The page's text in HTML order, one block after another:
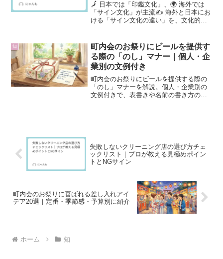
🗾 日本では「印鑑文化」、🌍 海外では
「サイン文化」が主流✍️ 海外と日本にお
ける「サイン文化の違い」を、文化的背
本：歴史的に「印鑑（はんこ）」が本人
確認の主流手書きの...
知
町内会のお祭りにビールを提供す
る際の「のし」マナー｜個人・企
業別の文例付き
町内会のお祭りにビールを提供する際の
「のし」マナーを解説。個人・企業別の
文例付きで、表書きや名前の書き方のポ
失敗しないクリーニング店の選び方チェ
ックリスト｜プロが教える見極めポイン
トとNGサイン
町内会のお祭りに喜ばれる差し入れアイ
デア20選｜定番・季節感・予算別に紹介
ホーム 知